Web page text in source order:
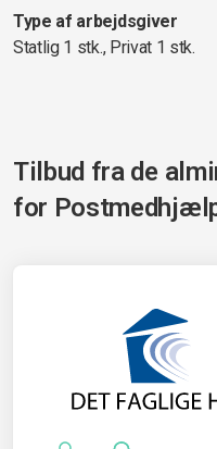
Type af arbejdsgiver
Statlig 1 stk., Privat 1 stk.
Tilbud fra de
for